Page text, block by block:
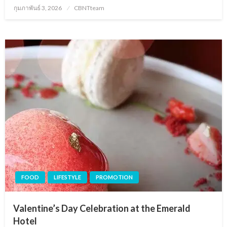
Posted
กุมภาพันธ์ 3, 2026 CBNTteam
FOOD LIFESTYLE PROMOTION
Valentine’s Day Celebration at the Emerald
Hotel